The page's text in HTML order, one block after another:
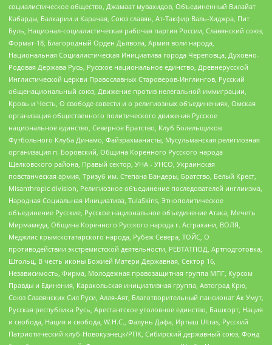
социалистическое общество, Джамаат мувахидов, Объединенный Вилайат
Кабарды, Балкарии и Карачая, Союз славян, Ат-Такфир Валь-Хиджра, Пит
Буль, Национал-социалистическая рабочая партия России, Славянский союз,
Формат-18, Благородный Орден Дьявола, Армия воли народа,
Национальная Социалистическая Инициатива города Череповца, Духовно-
Родовая Держава Русь, Русское национальное единство, Древнерусской
Инглистической церкви Православных Староверов-Инглингов, Русский
общенациональный союз, Движение против нелегальной иммиграции,
Кровь и Честь, О свободе совести и о религиозных объединениях, Омская
организация общественного политического движения Русское
национальное единство, Северное Братство, Клуб Болельщиков
Футбольного Клуба Динамо, Файзрахманисты, Мусульманская религиозная
организация п. Боровский, Община Коренного Русского народа
Щелковского района, Правый сектор, УНА - УНСО, Украинская
повстанческая армия, Тризуб им. Степана Бандеры, Братство, Белый Крест,
Misanthropic division, Религиозное объединение последователей инглиизма,
Народная Социальная Инициатива, TulaSkins, Этнополитическое
объединение Русские, Русское национальное объединение Атака, Мечеть
Мирмамеда, Община Коренного Русского народа г. Астрахани, ВОЛЯ,
Меджлис крымскотатарского народа, Рубеж Севера, ТОЙС, О
противодействии экстремистской деятельности, РЕВТАТПОД, Артподготовка,
Штольц, В честь иконы Божией Матери Державная, Сектор 16,
Независимость, Фирма, Молодежная правозащитная группа МПГ, Курсом
Правды и Единения, Каракольская инициативная группа, Автоград Крю,
Союз Славянских Сил Руси, Алля-Аят, Благотворительный пансионат Ак Умут,
Русская республика Русь, Арестантское уголовное единство, Башкорт, Нация
и свобода, Нация и свобода, W.H.С., Фалунь Дафа, Иртыш Ultras, Русский
Патриотический клуб-Новокузнецк/РПК, Сибирский державный союз, Фонд